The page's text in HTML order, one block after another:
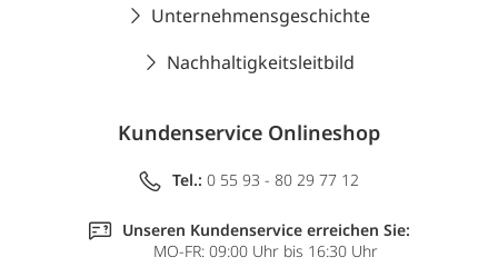
Unternehmensgeschichte
Nachhaltigkeitsleitbild
Kundenservice Onlineshop
Tel.: 0 55 93 - 80 29 77 12
Unseren Kundenservice erreichen Sie:
MO-FR: 09:00 Uhr bis 16:30 Uhr